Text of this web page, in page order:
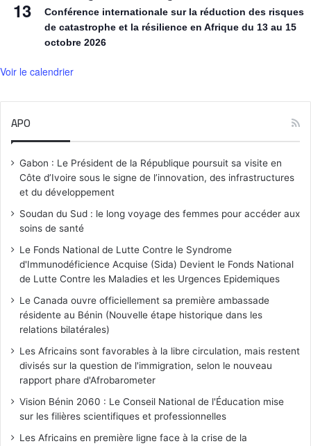
13
Conférence internationale sur la réduction des risques
de catastrophe et la résilience en Afrique du 13 au 15
octobre 2026
Voir le calendrier
APO
Gabon : Le Président de la République poursuit sa visite en
Côte d’Ivoire sous le signe de l’innovation, des infrastructures
et du développement
Soudan du Sud : le long voyage des femmes pour accéder aux
soins de santé
Le Fonds National de Lutte Contre le Syndrome
d'Immunodéficience Acquise (Sida) Devient le Fonds National
de Lutte Contre les Maladies et les Urgences Epidemiques
Le Canada ouvre officiellement sa première ambassade
résidente au Bénin (Nouvelle étape historique dans les
relations bilatérales)
Les Africains sont favorables à la libre circulation, mais restent
divisés sur la question de l'immigration, selon le nouveau
rapport phare d'Afrobarometer
Vision Bénin 2060 : Le Conseil National de l'Éducation mise
sur les filières scientifiques et professionnelles
Les Africains en première ligne face à la crise de la